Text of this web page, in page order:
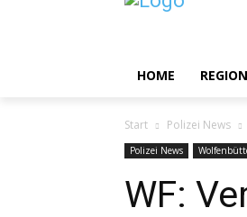
HOME
Start Polizei News
Polizei News
WF: